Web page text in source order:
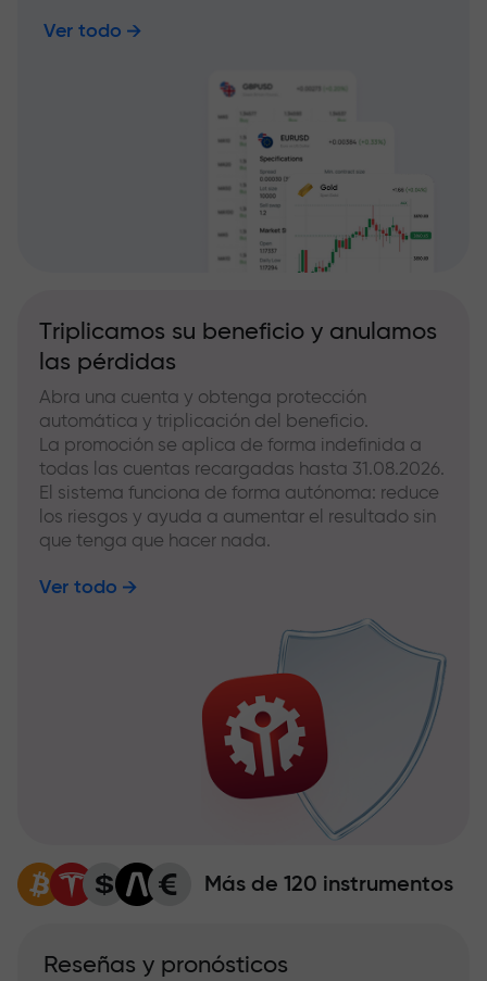
Ver todo
Triplicamos su beneficio y anulamos
las pérdidas
Abra una cuenta y obtenga protección
automática y triplicación del beneficio.
La promoción se aplica de forma indefinida a
todas las cuentas recargadas hasta 31.08.2026.
El sistema funciona de forma autónoma: reduce
los riesgos y ayuda a aumentar el resultado sin
que tenga que hacer nada.
Ver todo
Más de 120 instrumentos
Reseñas y pronósticos